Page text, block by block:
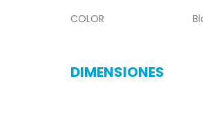
COLOR Blanco
DIMENSIONES